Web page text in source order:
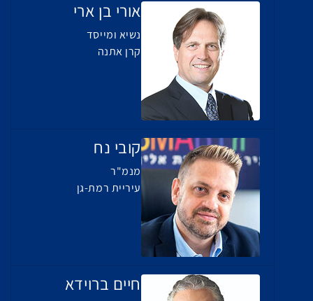
אורי בן ארי
נשיא ומייסד
קרן אתנה
קובי נח
מנמ"ר
עיריית רמת-גן
חיים ברוידא